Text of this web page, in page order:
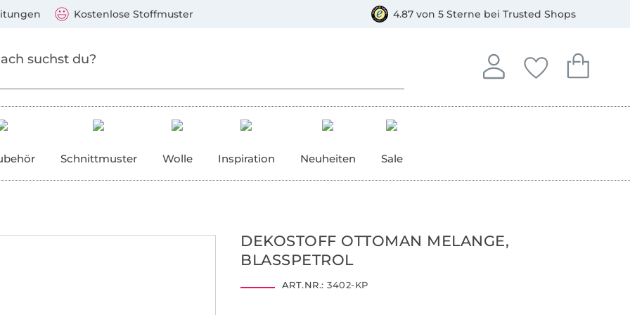
Kostenlose Stoffmuster 4.87 von 5 Sterne bei Trusted Shops
Anmelden
In deinem Konto
Deine
Du hast keine
Dein
Du hast
Schnittmuster Wolle Inspiration Neuheiten Sale
DEKOSTOFF OTTOMAN MELANGE,
BLASSPETROL
ART.NR.: 3402-KP
Mastercard, PayPal, Giropay, Kauf auf Rechnung, Vorkasse